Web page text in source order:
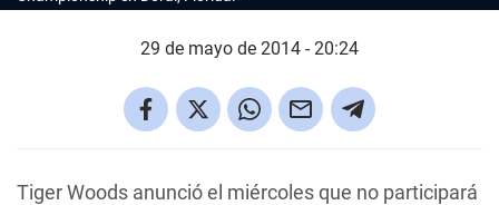
29 de mayo de 2014 - 20:24
Tiger Woods anunció el miércoles que no participará